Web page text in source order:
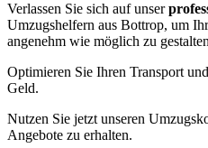
Verlassen Sie sich auf unser
Umzugshelfern aus Bottrop, um
angenehm wie möglich zu
Optimieren Sie Ihren Transport
Geld.
Nutzen Sie jetzt unseren
Angebote zu erhalten.